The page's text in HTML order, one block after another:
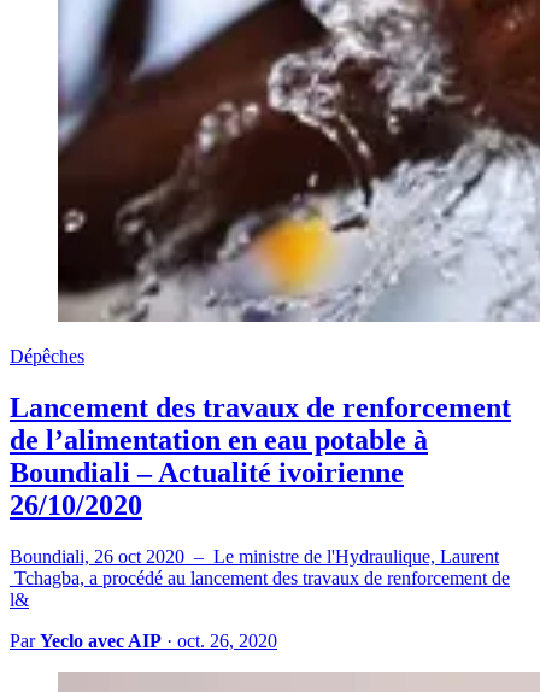
Dépêches
Lancement des travaux de renforcement
de l’alimentation en eau potable à
Boundiali – Actualité ivoirienne
26/10/2020
Boundiali, 26 oct 2020 – Le ministre de l'Hydraulique, Laurent
Tchagba, a procédé au lancement des travaux de renforcement de
l&
ParYeclo avec AIP · oct. 26, 2020